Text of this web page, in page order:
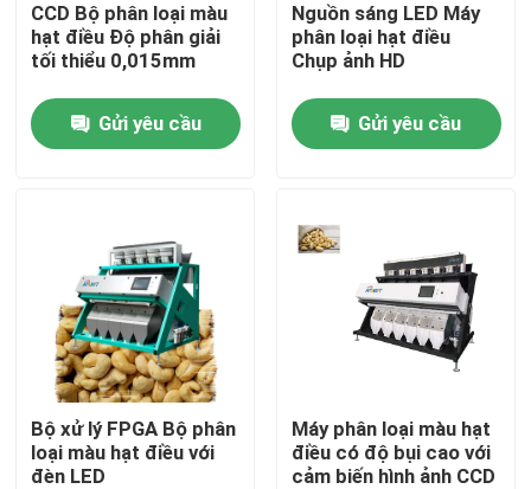
Tin tức
Yêu cầu báo giá
máy phân loại màu hạt
Máy phân loại màu lúa mì
máy tách màu hạt điều
CCD Bộ phân loại màu
hạt điều Độ phân giải
tối thiểu 0,015mm
Gửi yêu cầu
Nguồn sáng LED Máy
phân loại hạt điều
Chụp ảnh HD
Gửi yêu cầu
Bộ xử lý FPGA Bộ phân
loại màu hạt điều với
đèn LED
Máy phân loại màu hạt
điều có độ bụi cao với
cảm biến hình ảnh CCD